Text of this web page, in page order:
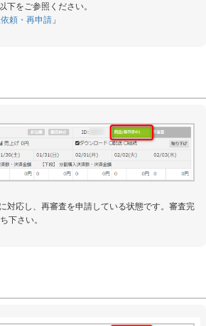
下をご参照ください。
頼・再申請 」
対応し、再審査を申請している状態です。審査完
下さい。